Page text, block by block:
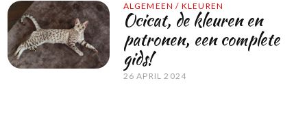
ALGEMEEN / KLEUREN
Ocicat, de kleuren en
patronen, een complete
gids!
26 APRIL 2024